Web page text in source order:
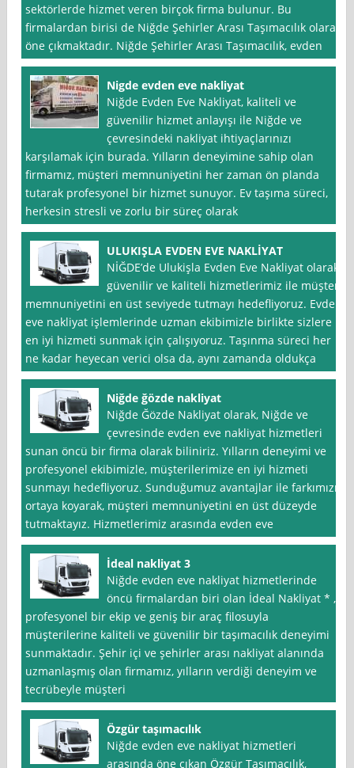
sektörlerde hizmet veren birçok firma bulunur. Bu
firmalardan birisi de Niğde Şehirler Arası Taşımacılık olarak
öne çıkmaktadır. Niğde Şehirler Arası Taşımacılık, evden
Nigde evden eve nakliyat
Niğde Evden Eve Nakliyat, kaliteli ve
güvenilir hizmet anlayışı ile Niğde ve
çevresindeki nakliyat ihtiyaçlarınızı
karşılamak için burada. Yılların deneyimine sahip olan
firmamız, müşteri memnuniyetini her zaman ön planda
tutarak profesyonel bir hizmet sunuyor. Ev taşıma süreci,
herkesin stresli ve zorlu bir süreç olarak
ULUKIŞLA EVDEN EVE NAKLİYAT
NİĞDE’de Ulukişla Evden Eve Nakliyat olarak,
güvenilir ve kaliteli hizmetlerimiz ile müşteri
memnuniyetini en üst seviyede tutmayı hedefliyoruz. Evden
eve nakliyat işlemlerinde uzman ekibimizle birlikte sizlere
en iyi hizmeti sunmak için çalışıyoruz. Taşınma süreci her
ne kadar heyecan verici olsa da, aynı zamanda oldukça
Niğde ğözde nakliyat
Niğde Ğözde Nakliyat olarak, Niğde ve
çevresinde evden eve nakliyat hizmetleri
sunan öncü bir firma olarak biliniriz. Yılların deneyimi ve
profesyonel ekibimizle, müşterilerimize en iyi hizmeti
sunmayı hedefliyoruz. Sunduğumuz avantajlar ile farkımızı
ortaya koyarak, müşteri memnuniyetini en üst düzeyde
tutmaktayız. Hizmetlerimiz arasında evden eve
İdeal nakliyat 3
Niğde evden eve nakliyat hizmetlerinde
öncü firmalardan biri olan İdeal Nakliyat * ,
profesyonel bir ekip ve geniş bir araç filosuyla
müşterilerine kaliteli ve güvenilir bir taşımacılık deneyimi
sunmaktadır. Şehir içi ve şehirler arası nakliyat alanında
uzmanlaşmış olan firmamız, yılların verdiği deneyim ve
tecrübeyle müşteri
Özgür taşımacılık
Niğde evden eve nakliyat hizmetleri
arasında öne çıkan Özgür Taşımacılık,